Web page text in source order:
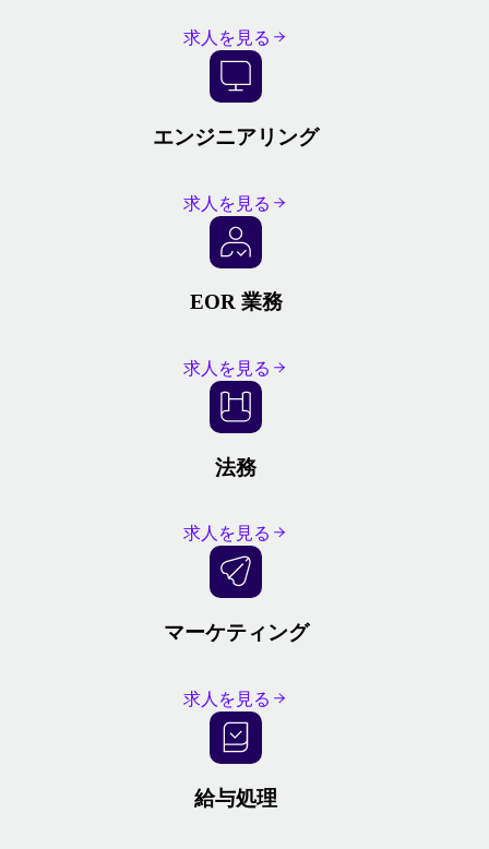
求人を見る
エンジニアリング
求人を見る
EOR 業務
求人を見る
法務
求人を見る
マーケティング
求人を見る
給与処理